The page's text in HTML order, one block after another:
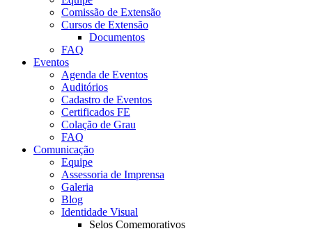
Comissão de Extensão
Cursos de Extensão
Documentos
FAQ
Eventos
Agenda de Eventos
Auditórios
Cadastro de Eventos
Certificados FE
Colação de Grau
FAQ
Comunicação
Equipe
Assessoria de Imprensa
Galeria
Blog
Identidade Visual
Selos Comemorativos